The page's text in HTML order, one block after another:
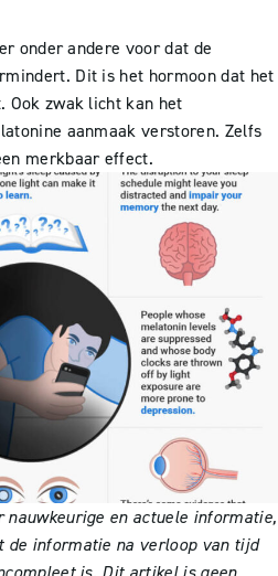
onder andere voor dat de
Dit is het hormoon dat het
Ook zwak licht kan het
aanmaak verstoren. Zelfs
merkbaar effect.
nauwkeurige en actuele informatie,
de informatie na verloop van tijd